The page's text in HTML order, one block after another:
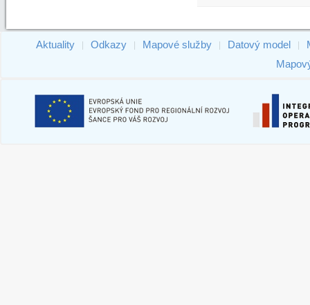
Aktuality Odkazy Mapové služby Datový model